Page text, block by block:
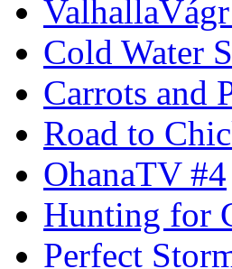
Cold Water
Carrots and
Road to
OhanaTV #4
Hunting for
Perfect